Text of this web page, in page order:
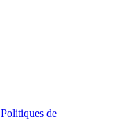
Politiques de